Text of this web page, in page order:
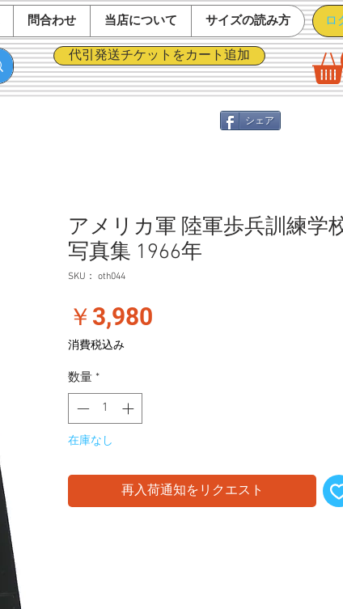
問合わせ 当店について サイズの読み方
代引発送チケットをカート追加
ロ
アメリカ軍 陸軍歩兵訓練学
写真集 1966年
SKU： oth044
￥3,980
消費税込み
数量 *
在庫なし
再入荷通知をリクエスト
シェア